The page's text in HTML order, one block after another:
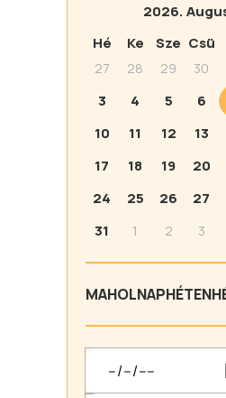
2026.
Hé
Ke Sze Csü
27
28 29 30
3
4 5 6
10
11 12 13
17
18 19 20
24
25 26 27
31
1 2 3
MAHOLNAPHÉTEN